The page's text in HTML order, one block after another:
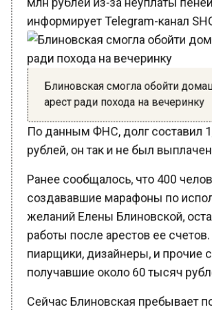
информирует Telegram-канал
Блиновская смогла обойти
арест ради похода на вечеринку
По данным ФНС, долг составил
рублей, он так и не был выплачен.
Ранее сообщалось, что 400
создававшие марафоны по
желаний Елены Блиновской,
работы после арестов ее
пиарщики, дизайнеры, и прочие
получавшие около 60 тысяч
Сейчас Блиновская пребывает